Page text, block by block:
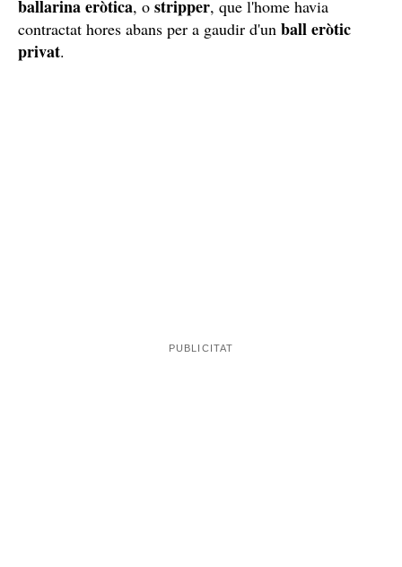
ballarina eròtica, o stripper, que l'home havia
contractat hores abans per a gaudir d'un ball eròtic
privat.